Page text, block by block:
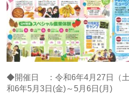
◆開催日 ：令和6年4月27日（
和6年5月3日(金)～5月6日(月)